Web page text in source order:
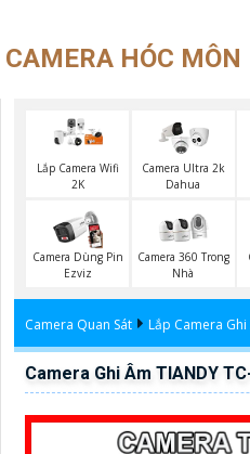
CAMERA HÓC MÔN
Lắp Camera Wifi
2K
Camera Ultra 2k
Dahua
Camera Dùng Pin
Ezviz
Camera 360 Trong
Nhà
Camera Quan Sát Lắp Camera Ghi
Camera Ghi Âm TIANDY